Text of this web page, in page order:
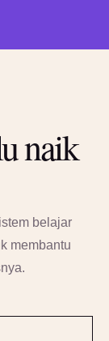
naik
belajar
membantu